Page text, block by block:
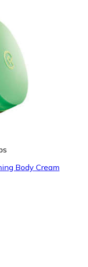
Body Cream